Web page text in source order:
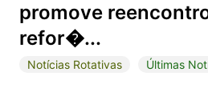
promove
refor�...
Notícias Rotativas Últimas